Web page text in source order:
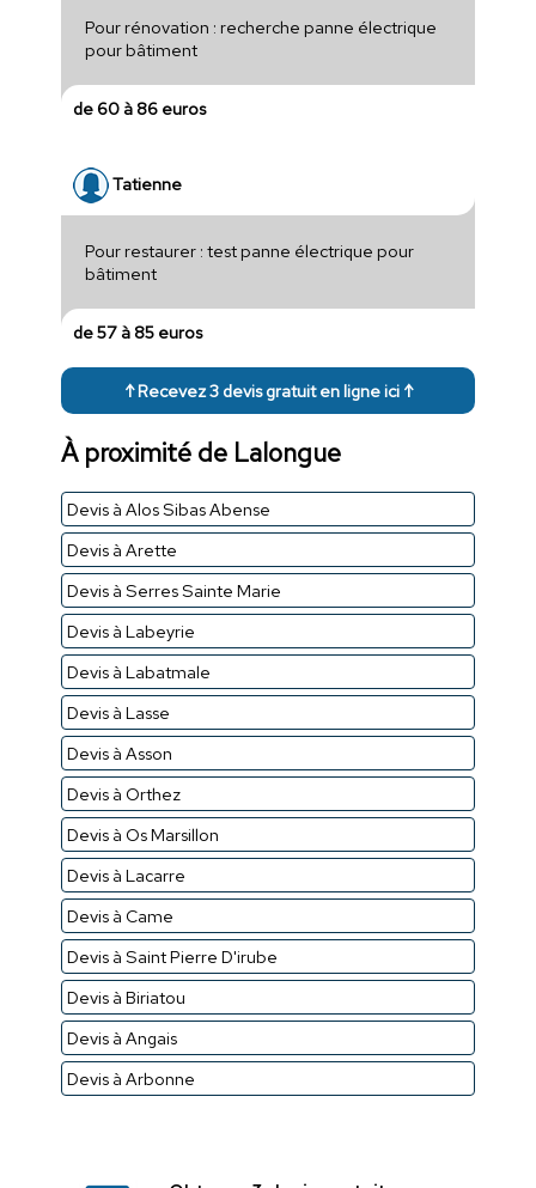
Pour rénovation : recherche panne électrique
pour bâtiment
de 60 à 86 euros
Tatienne
Pour restaurer : test panne électrique pour
bâtiment
de 57 à 85 euros
↑ Recevez 3 devis gratuit en ligne ici ↑
À proximité de Lalongue
Devis à Alos Sibas Abense
Devis à Arette
Devis à Serres Sainte Marie
Devis à Labeyrie
Devis à Labatmale
Devis à Lasse
Devis à Asson
Devis à Orthez
Devis à Os Marsillon
Devis à Lacarre
Devis à Came
Devis à Saint Pierre D'irube
Devis à Biriatou
Devis à Angais
Devis à Arbonne